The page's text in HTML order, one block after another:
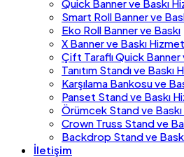
Quick Banner ve Baskı
Smart Roll Banner ve
Eko Roll Banner ve Baskı
X Banner ve Baskı
Çift Taraflı Quick Banner
Tanıtım Standı ve Baskı
Karşılama Bankosu ve
Panset Stand ve Baskı
Örümcek Stand ve
Crown Truss Stand ve
Backdrop Stand ve
İletişim